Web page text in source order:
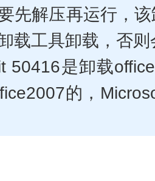
先解压再运行，
载工具卸载，否则
50416是卸载
的，